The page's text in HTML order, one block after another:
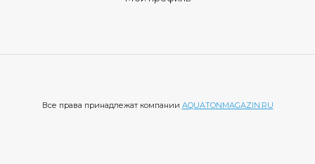
Все права принадлежат компании AQUATONMAGAZIN.RU